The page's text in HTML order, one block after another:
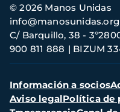
Información
de
contacto
© 2026 Manos Unidas
C/ Barquillo, 38 -
900 811 888
BIZUM
info@manosunidas.org
Menú
secundario
Información a socios
Aviso legalPolítica de